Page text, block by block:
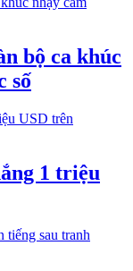
bộ ca khúc
số
1 triệu